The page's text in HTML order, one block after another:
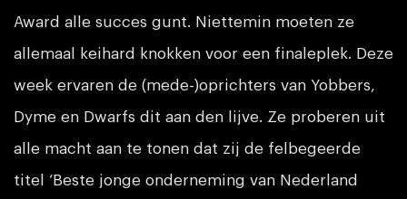
Award alle succes gunt. Niettemin moeten ze
allemaal keihard knokken voor een finaleplek. Deze
week ervaren de (mede-)oprichters van Yobbers,
Dyme en Dwarfs dit aan den lijve. Ze proberen uit
alle macht aan te tonen dat zij de felbegeerde
titel ‘Beste jonge onderneming van Nederland